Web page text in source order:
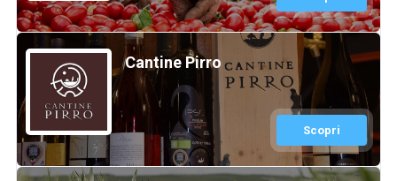
Cantine Pirro
Scopri